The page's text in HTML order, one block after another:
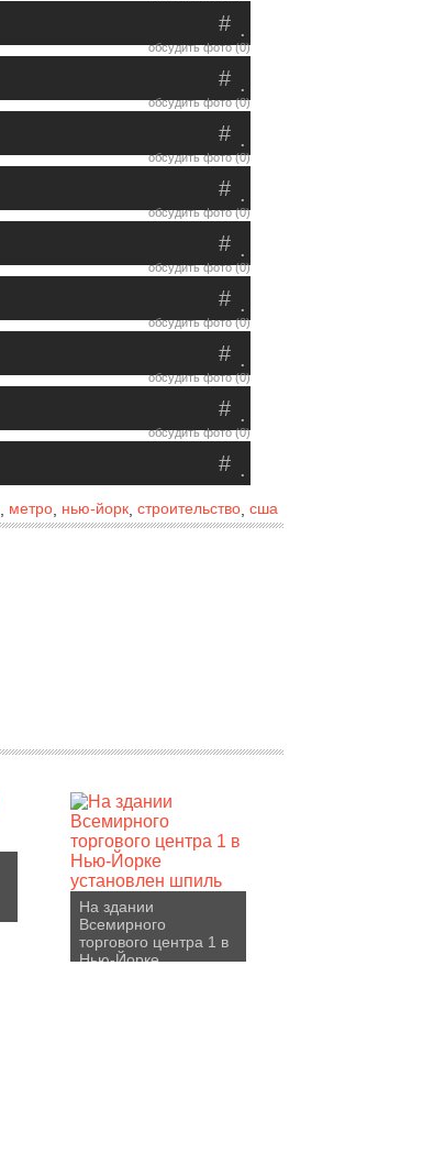
.
#
обсудить фото (0)
.
#
обсудить фото (0)
.
#
обсудить фото (0)
.
#
обсудить фото (0)
.
#
обсудить фото (0)
.
#
обсудить фото (0)
.
#
обсудить фото (0)
.
#
обсудить фото (0)
.
#
метро нью-йорк строительство сша
На здании
Всемирного
торгового центра 1 в
Нью-Йорке